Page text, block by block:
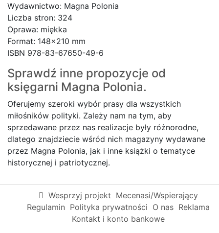
Wydawnictwo: Magna Polonia
Liczba stron: 324
Oprawa: miękka
Format: 148×210 mm
ISBN 978-83-67650-49-6
Sprawdź inne propozycje od
księgarni Magna Polonia.
Oferujemy szeroki wybór prasy dla wszystkich
miłośników polityki. Zależy nam na tym, aby
sprzedawane przez nas realizacje były różnorodne,
dlatego znajdziecie wśród nich magazyny wydawane
przez Magna Polonia, jak i inne książki o tematyce
historycznej i patriotycznej.
Wesprzyj projekt Mecenasi/Wspierający
Regulamin Polityka prywatności O nas Reklama
Kontakt i konto bankowe